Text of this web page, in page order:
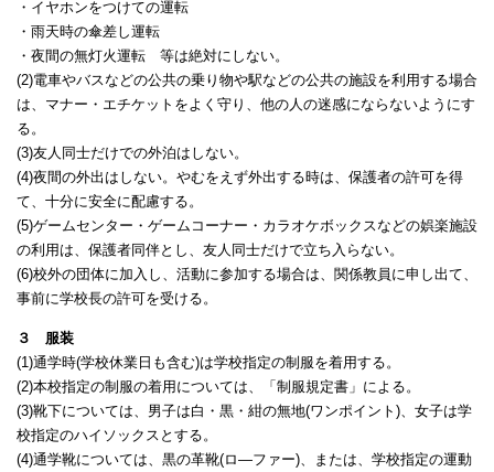
・イヤホンをつけての運転
・雨天時の傘差し運転
・夜間の無灯火運転 等は絶対にしない。
(2)電車やバスなどの公共の乗り物や駅などの公共の施設を利用する場合
は、マナー・エチケットをよく守り、他の人の迷感にならないようにす
る。
(3)友人同士だけでの外泊はしない。
(4)夜間の外出はしない。やむをえず外出する時は、保護者の許可を得
て、十分に安全に配慮する。
(5)ゲームセンター・ゲームコーナー・カラオケボックスなどの娯楽施設
の利用は、保護者同伴とし、友人同士だけで立ち入らない。
(6)校外の団体に加入し、活動に参加する場合は、関係教員に申し出て、
事前に学校長の許可を受ける。
３ 服装
(1)通学時(学校休業日も含む)は学校指定の制服を着用する。
(2)本校指定の制服の着用については、「制服規定書」による。
(3)靴下については、男子は白・黒・紺の無地(ワンポイント)、女子は学
校指定のハイソックスとする。
(4)通学靴については、黒の革靴(ロ―ファー)、または、学校指定の運動